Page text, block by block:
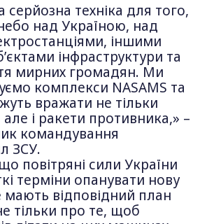
серйозна техніка для того,
над Україною, над
іншими
інфраструктури та
мирних громадян. Ми
комплекси NASAMS та
вражати не тільки
але і ракети противника,» –
командування
ЗСУ.
повітряні сили України
терміни опанувати нову
мають відповідний план
тільки про те, щоб